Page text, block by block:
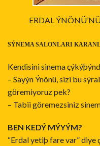
ERDAL
SÝNEMA SALONLARI
Kendisini sinema
– Sayýn Ýnönü, sizi bu
göremiyoruz pek?
– Tabii göremezsiniz
BEN KEDÝ MÝYÝM?
“Erdal yetiþ fare var” diye